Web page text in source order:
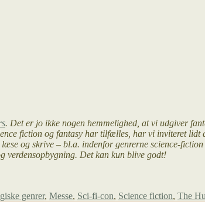
. Det er jo ikke nogen hemmelighed, at vi udgiver
fiction og fantasy har tilfælles, har vi inviteret lidt
og skrive – bl.a. indenfor genrerne science-
verdensopbygning. Det kan kun blive godt!
genrer, Messe, Sci-fi-con, Science fiction, The